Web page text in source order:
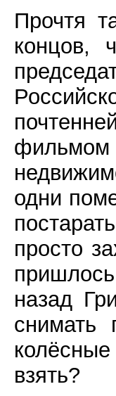
Прочтя
концов,
одни
просто
назад
снимать
взять?